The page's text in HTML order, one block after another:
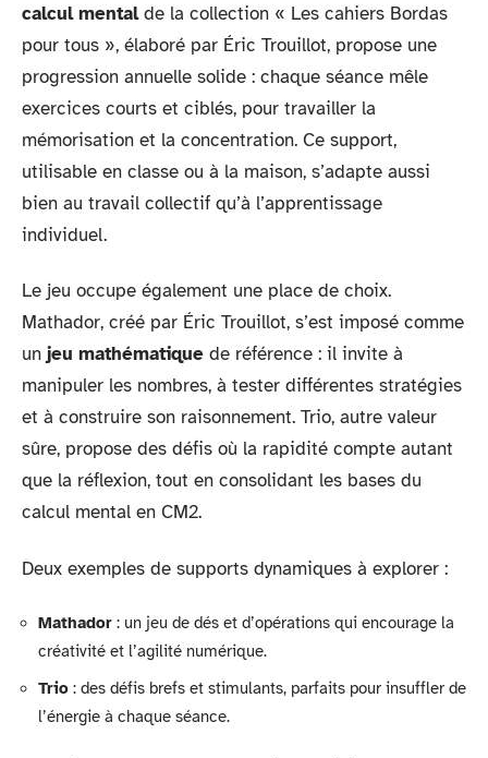
calcul mentalde la collection « Les cahiers Bordas
pour tous », élaboré par Éric Trouillot, propose une
progression annuelle solide : chaque séance mêle
exercices courts et ciblés, pour travailler la
mémorisation et la concentration. Ce support,
utilisable en classe ou à la maison, s’adapte aussi
bien au travail collectif qu’à l’apprentissage
individuel.
Le jeu occupe également une place de choix.
Mathador, créé par Éric Trouillot, s’est imposé comme
un jeu mathématique de référence : il invite à
manipuler les nombres, à tester différentes stratégies
et à construire son raisonnement. Trio, autre valeur
sûre, propose des défis où la rapidité compte autant
que la réflexion, tout en consolidant les bases du
calcul mental en CM2.
Deux exemples de supports dynamiques à explorer :
Mathador : un jeu de dés et d’opérations qui encourage la
créativité et l’agilité numérique.
Trio : des défis brefs et stimulants, parfaits pour insuffler de
l’énergie à chaque séance.